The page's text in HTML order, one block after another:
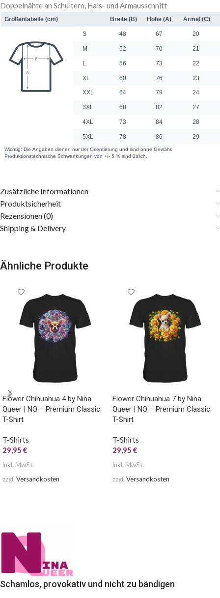
Doppelnähte an Schultern, Hals- und Armausschnitt
Zusätzliche Informationen
Produktsicherheit
Rezensionen (0)
Shipping & Delivery
Ähnliche Produkte
Flower Chihuahua 4 by Nina
Queer | NQ – Premium Classic
T-Shirt
T-Shirts
29,95 €
inkl. MwSt.
zzgl. Versandkosten
Flower Chihuahua 7 by Nina
Queer | NQ – Premium Classic
T-Shirt
T-Shirts
29,95 €
inkl. MwSt.
zzgl. Versandkosten
Schamlos, provokativ und nicht zu bändigen